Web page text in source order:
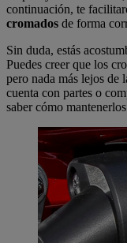
continuación, te
cromados de forma
Sin duda, estás
Puedes creer que los
pero nada más lejos de
cuenta con partes o
saber cómo